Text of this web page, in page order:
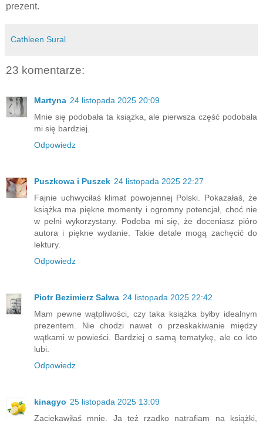
prezent.
Cathleen Sural
23 komentarze:
Martyna 24 listopada 2025 20:09
Mnie się podobała ta książka, ale pierwsza część podobała
mi się bardziej.
Odpowiedz
Puszkowa i Puszek 24 listopada 2025 22:27
Fajnie uchwyciłaś klimat powojennej Polski. Pokazałaś, że
książka ma piękne momenty i ogromny potencjał, choć nie
w pełni wykorzystany. Podoba mi się, że doceniasz pióro
autora i piękne wydanie. Takie detale mogą zachęcić do
lektury.
Odpowiedz
Piotr Bezimierz Salwa 24 listopada 2025 22:42
Mam pewne wątpliwości, czy taka książka byłby idealnym
prezentem. Nie chodzi nawet o przeskakiwanie między
wątkami w powieści. Bardziej o samą tematykę, ale co kto
lubi.
Odpowiedz
kinagyo 25 listopada 2025 13:09
Zaciekawiłaś mnie. Ja też rzadko natrafiam na książki,